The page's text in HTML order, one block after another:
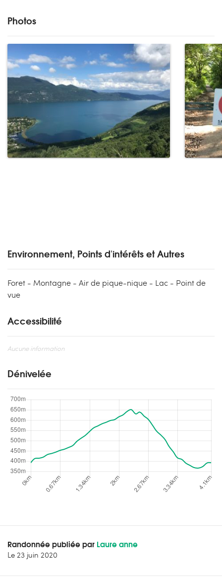
Photos
Environnement, Points d'intérêts et Autres
Foret - Montagne - Air de pique-nique - Lac - Point de
vue
Accessibilité
Aucune information
Dénivelée
Randonnée publiée par Laure anne
Le 23 juin 2020